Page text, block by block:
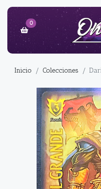
0
Inicio Colecciones